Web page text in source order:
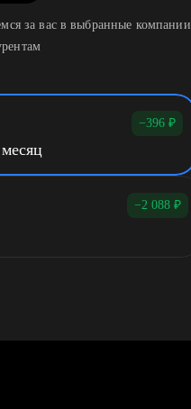
за вас в выбранные компании
−396 ₽
−2 088 ₽